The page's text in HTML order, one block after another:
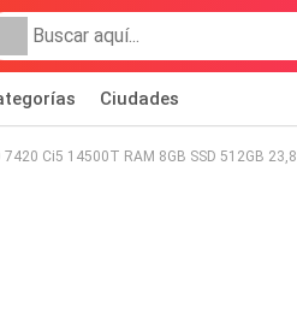
Ciudades
7420 Ci5 14500T RAM 8GB SSD 512GB 23,8